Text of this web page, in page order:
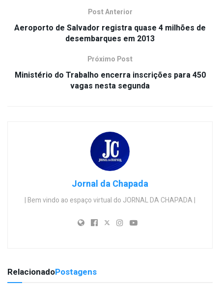
Post Anterior
Aeroporto de Salvador registra quase 4 milhões de
desembarques em 2013
Próximo Post
Ministério do Trabalho encerra inscrições para 450
vagas nesta segunda
Jornal da Chapada
| Bem vindo ao espaço virtual do JORNAL DA CHAPADA |
RelacionadoPostagens